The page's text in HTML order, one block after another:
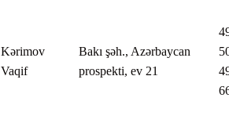
Kərimov
Vaqif
Bakı şəh., Azərbaycan
prospekti, ev 21